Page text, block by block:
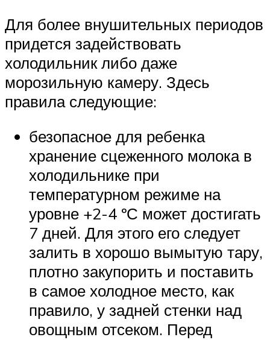
Для более внушительных периодов
придется задействовать
холодильник либо даже
морозильную камеру. Здесь
правила следующие:
безопасное для ребенка
хранение сцеженного молока в
холодильнике при
температурном режиме на
уровне +2-4 ºС может достигать
7 дней. Для этого его следует
залить в хорошо вымытую тару,
плотно закупорить и поставить
в самое холодное место, как
правило, у задней стенки над
овощным отсеком. Перед